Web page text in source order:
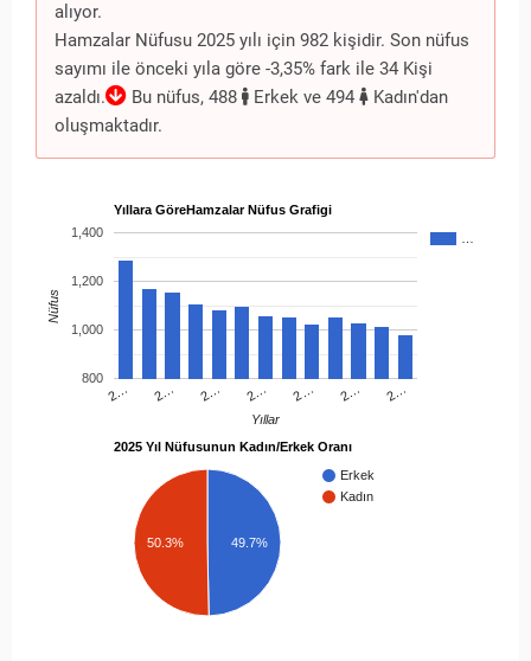
alıyor.
Hamzalar Nüfusu 2025 yılı için 982 kişidir. Son nüfus
sayımı ile önceki yıla göre -3,35% fark ile 34 Kişi
azaldı.
Bu nüfus, 488 Erkek ve 494
Kadın'dan
oluşmaktadır.
Yıllara GöreHamzalar Nüfus Grafigi
2… 2… 2… 2… 2… 2… 2…
800
1,000
1,200
1,400
Yıllar
Nüfus
2025 Yıl Nüfusunun Kadın/Erkek Oranı
Erkek
Kadın
49.7%
50.3%